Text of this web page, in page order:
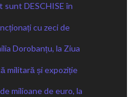
sunt DESCHISE în
cu zeci de
Dorobanțu, la Ziua
militară și expoziție
milioane de euro, la